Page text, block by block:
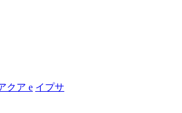
クア e イプサ